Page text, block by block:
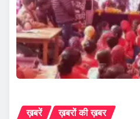
ख़बरें ख़बरों की ख़बर